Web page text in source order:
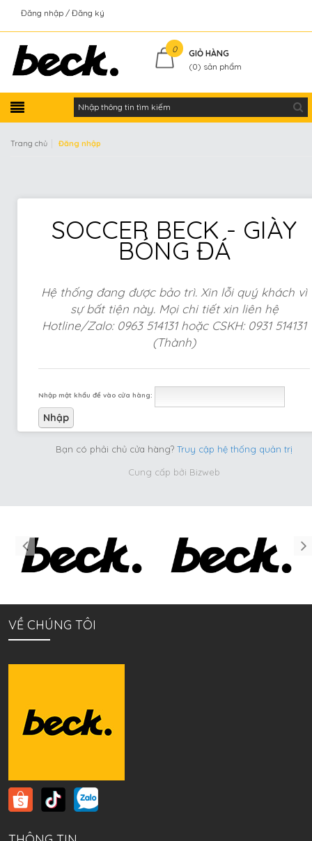
Đăng nhập Đăng ký
0
GIỎ HÀNG
(0) sản phẩm
Trang chủ Đăng nhập
SOCCER BECK - GIÀY
BÓNG ĐÁ
Hệ thống đang được bảo trì. Xin lỗi quý khách vì
sự bất tiện này. Mọi chi tiết xin liên hệ
Hotline/Zalo: 0963 514131 hoặc CSKH: 0931 514131
(Thành)
Nhập mật khẩu để vào cửa hàng:
Bạn có phải chủ cửa hàng? Truy cập hệ thống quản trị
Cung cấp bởi Bizweb
VỀ CHÚNG TÔI